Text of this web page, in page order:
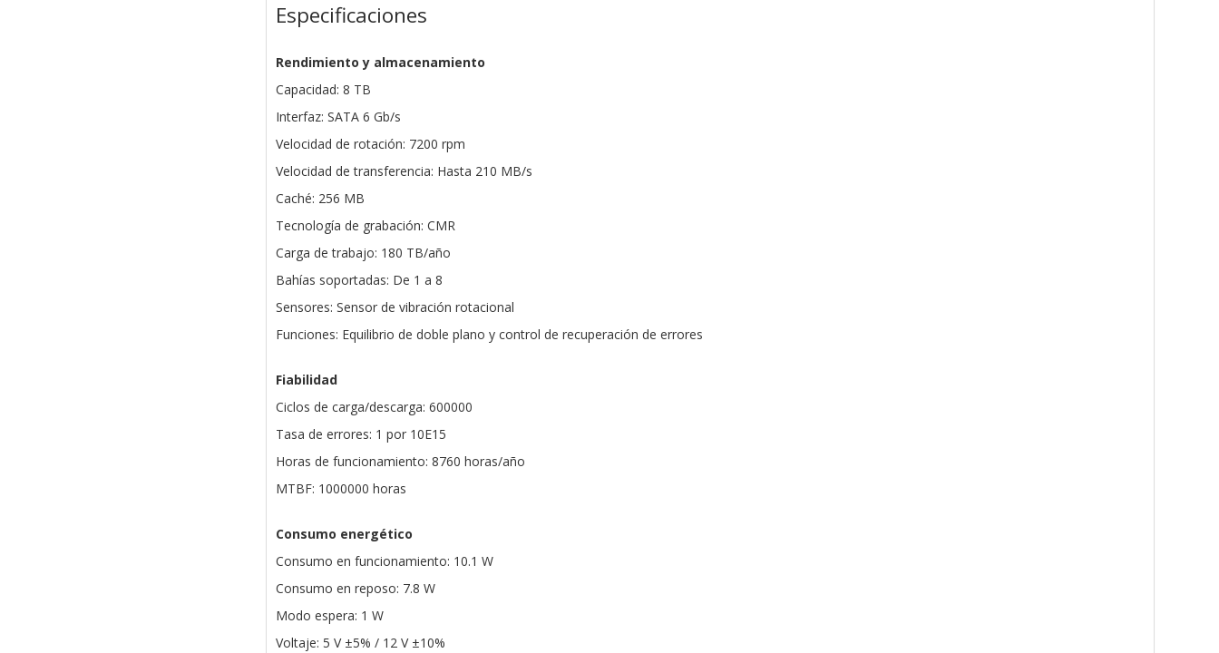
Especificaciones
Rendimiento y almacenamiento
Capacidad: 8 TB
Interfaz: SATA 6 Gb/s
Velocidad de rotación: 7200 rpm
Velocidad de transferencia: Hasta 210 MB/s
Caché: 256 MB
Tecnología de grabación: CMR
Carga de trabajo: 180 TB/año
Bahías soportadas: De 1 a 8
Sensores: Sensor de vibración rotacional
Funciones: Equilibrio de doble plano y control de recuperación de errores
Fiabilidad
Ciclos de carga/descarga: 600000
Tasa de errores: 1 por 10E15
Horas de funcionamiento: 8760 horas/año
MTBF: 1000000 horas
Consumo energético
Consumo en funcionamiento: 10.1 W
Consumo en reposo: 7.8 W
Modo espera: 1 W
Voltaje: 5 V ±5% / 12 V ±10%